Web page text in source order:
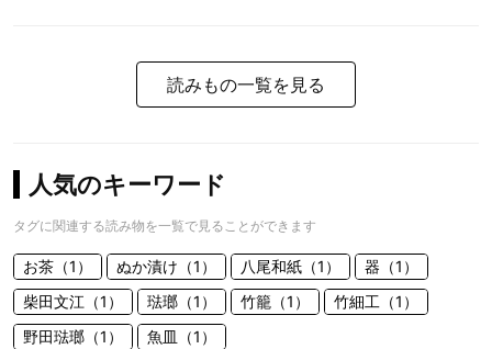
読みもの一覧を見る
人気のキーワード
タグに関連する読み物を一覧で見ることができます
お茶（1） ぬか漬け（1） 八尾和紙（1）
器（1）
柴田文江（1）
琺瑯（1） 竹籠（1）
竹細工（1）
野田琺瑯（1）
魚皿（1）